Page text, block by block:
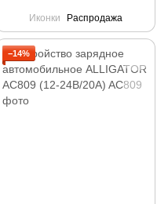
Иконки Распродажа
−14%